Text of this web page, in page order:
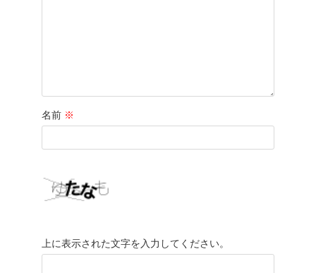
名前 ※
上に表示された文字を入力してください。